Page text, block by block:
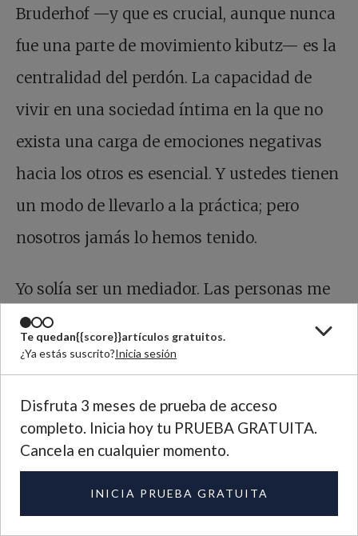
Te quedan{{score}}artículos gratuitos.
¿Ya estás suscrito?Inicia sesión
Disfruta 3 meses de prueba de acceso
completo. Inicia hoy tu PRUEBA GRATUITA.
Cancela en cualquier momento.
INICIA PRUEBA GRATUITA
Bruderhof —y que es crucial, aunque nunca
fue una parte de movimiento kibutz— es la
centralidad del perdón. La capacidad de
vivir en una sociedad íntima en la que no
exista una carga de emociones negativas
hacia los otros es esencial. Y ustedes tienen
un modo de llevarlo a la práctica; pero
nosotros jamás lo hemos tenido.
Yo solía ser un mediador. Las personas me
aseguraban que un conflicto había
terminado, pero no teníamos forma de
el kibutz hay personas que odian a otras
porque fueron lastimadas hace años.
siguiente. Es imposible dirigir una